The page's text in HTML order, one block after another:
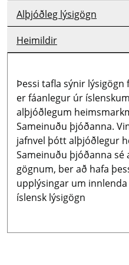
Alþjóðleg lýsigögn
Heimildir
Þessi tafla sýnir
er fáanlegur úr
alþjóðlegum
Sameinuðu þjóðanna.
jafnvel þótt alþjóðlegur
Sameinuðu þjóðanna
gögnum, ber að hafa
upplýsingar um
íslensk lýsigögn